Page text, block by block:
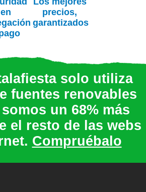
en
precios,
garantizados
solo utiliza
fuentes renovables
un 68% más
el resto de las webs
Compruébalo